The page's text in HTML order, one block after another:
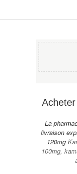
La
livraison
120mg
100mg,